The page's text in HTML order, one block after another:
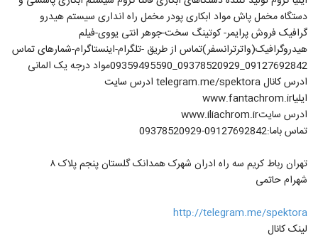
دستگاه مخمل پاش مواد ابکاری پودر مخمل راه انداری سیستم هیدرو
گرافیک فروش پرایمر- کوتینگ سخت-جوهر انتی یووی-فیلم
هیدروگرافیک(واترترانسفر)تماس از طریق -تلگرام-اینستاگرام-شمارهای تماس
09127692842_09378520929_09359495590مواد درجه یک المانی
ادرس کانال telegram.me/spektora ادرس سایت
ایلیاwww.fantachrom.ir
ادرس سایتwww.iliachrom.ir
تماس باما:09127692842-09378520929
تهران رباط کریم سه راه ادران شهرک همدانک گلستان پنجم پلاک ۸
شهرام حاتمی
http://telegram.me/spektora
لینک کانال